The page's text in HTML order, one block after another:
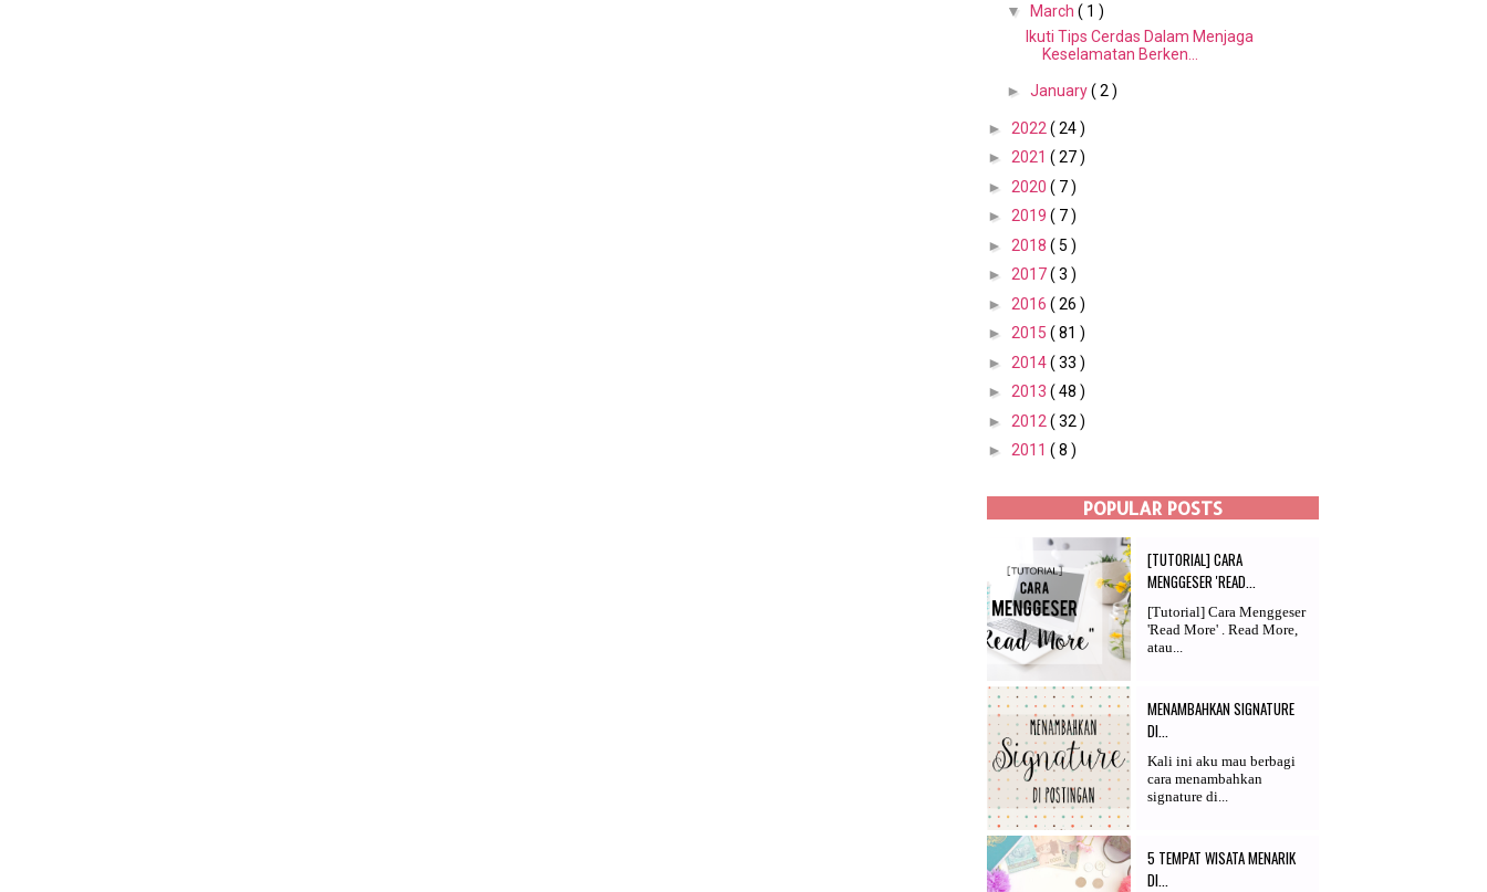
▼
March ( 1 )
Ikuti Tips Cerdas Dalam Menjaga
Keselamatan Berken...
► January( 2 )
► 2022 ( 24 )
► 2021 ( 27 )
► 2020 ( 7 )
► 2019 ( 7 )
► 2018 ( 5 )
► 2017( 3 )
► 2016 ( 26 )
► 2015 ( 81 )
► 2014( 33 )
► 2013 ( 48 )
► 2012 ( 32 )
► 2011 ( 8 )
POPULAR POSTS
[TUTORIAL] CARA
MENGGESER 'READ...
[Tutorial] Cara Menggeser
'Read More' . Read More,
atau...
MENAMBAHKAN SIGNATURE
DI...
Kali ini aku mau berbagi
cara menambahkan
signature di...
5 TEMPAT WISATA MENARIK
DI...